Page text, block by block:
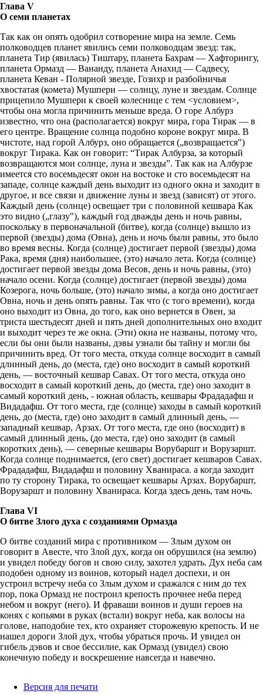
Глава V
О семи планетах
Так как он опять одобрил сотворение мира на земле. Семь
полководцев планет явились семи полководцам звезд: так,
планета Тир (явилась) Тиштару, планета Бахрам — Хафторингу,
планета Ормазд — Вананду, планета Анахид — Садвесу,
планета Кеван - Полярной звезде, Гозихр и разбойничья
хвостатая (комета) Мушпери — солнцу, луне и звездам. Солнце
прицепило Мушпери к своей колеснице с тем <условием>,
чтобы она могла причинить меньше вреда. О горе Албурз
известно, что она (располагается) вокруг мира, гора Тирак — в
его центре. Вращение солнца подобно короне вокруг мира. В
чистоте, над горой Албурз, оно обращается („возвращается")
вокруг Тирака. Как он говорит: “Тирак Албурза, за который
возвращаются мои солнце, луна и звезды”. Так как на Албурзе
имеется сто восемьдесят окон на востоке и сто восемьдесят на
западе, солнце каждый день выходит из одного окна и заходит в
другое, и все связи и движение луны и звезд (зависят) от этого.
Каждый день (солнце) освещает три с половиной кешвара Как
это видно („глазу"), каждый год дважды день и ночь равны,
поскольку в первоначальной (битве), когда (солнце) вышло из
первой (звезды) дома (Овна), день и ночь были равны, это было
во время весны. Когда (солнце) достигает первой (звезды) дома
Рака, время (дня) наибольшее, (это) начало лета. Когда (солнце)
достигает первой звезды дома Весов, день и ночь равны, (это)
начало осени. Когда (солнце) достигает (первой звезды) дома
Козерога, ночь больше, (это) начало зимы, а когда оно достигает
Овна, ночь и день опять равны. Так что (с того времени), когда
оно выходит из Овна, до того, как оно вернется в Овен, за
триста шестьдесят дней и пять дней дополнительных оно входит
и выходит через те же окна. (Эти) окна не названы, потому что,
если бы они были названы, дэвы узнали бы тайну и могли бы
причинить вред. От того места, откуда солнце восходит в самый
длинный день, до (места, где) оно восходит в самый короткий
день, — восточный кешвар Савах. От того места, откуда оно
восходит в самый короткий день, до (места, где) оно заходит в
самый короткий день, - южная область, кешвары Фрададафш и
Видадафш. От того места, где (солнце) заходы в самый короткий
день, до (места, где) оно заходит в самый длинный день, —
западный кешвар, Арзах. От того места, где оно (восходит) в
самый длинный день, (до места, где) оно заходит (в самый
коротких день), — северные кешвары Ворубаршт и Ворузаршт.
Когда солнце поднимается, (его свет) достигает кешваров Савах.
Фрададафш, Видадафш и половину Хванираса. а когда заходит
по ту сторону Тирака, то освещает кешвары Арзах. Ворубаршт,
Ворузаршт и половину Хванираса. Когда здесь день, там ночь.
Глава VI
О битве Злого духа с созданиями Ормазда
О битве созданий мира с противником — Злым духом он
говорит в Авесте, что Злой дух, когда он обрушился (на землю)
и увидел победу богов и свою силу, захотел удрать. Дух неба сам
подобен одному из воинов, который надел доспехи, и он
устроил встречу неба со Злым духом и сражался с ним до тех
пор, пока Ормазд не построил крепость прочнее неба перед
небом и вокруг (него). И фраваши воинов и души героев на
конях с копьями в руках (встали) вокруг неба, как волосы на
голове, наподобие тех, кто охраняет сторожевую крепость. И не
нашел дороги Злой дух, чтобы убраться прочь. И увидел он
гибель дэвов и свое бессилие, как Ормазд (увидел) свою
конечную победу и воскрешение навсегда и навечно.
Версия для печати